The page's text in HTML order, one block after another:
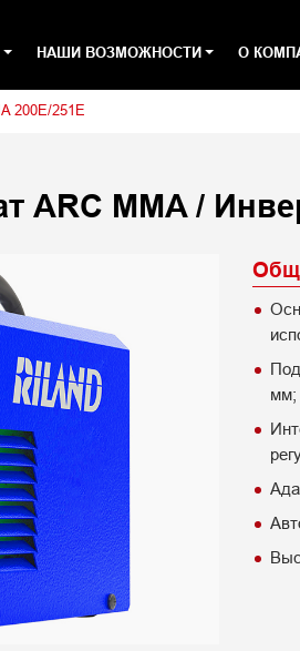
НАШИ ВОЗМОЖНОСТИ О
200E/251E
ARC MMA /
мм;